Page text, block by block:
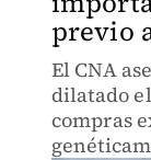
previo
El CNA
dilatado
compras